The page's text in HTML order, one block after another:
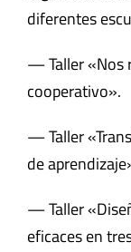
diferentes
— Taller «Nos
cooperativo».
— Taller
de
— Taller
eficaces en